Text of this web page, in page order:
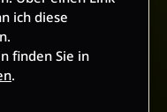
ich diese
finden Sie in
.